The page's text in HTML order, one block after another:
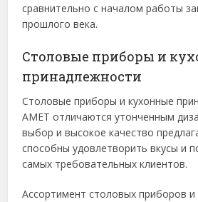
сравнительно с началом работы
прошлого века.
Столовые приборы и
принадлежности
Столовые приборы и кухонные
АМЕТ отличаются утонченным
выбор и высокое качество
способны удовлетворить вкусы и
самых требовательных клиентов.
Ассортимент столовых приборов